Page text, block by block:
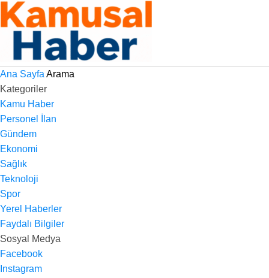
Ana Sayfa Arama
Kategoriler
Kamu Haber
Personel İlan
Gündem
Ekonomi
Sağlık
Teknoloji
Spor
Yerel Haberler
Faydalı Bilgiler
Sosyal Medya
Facebook
Instagram